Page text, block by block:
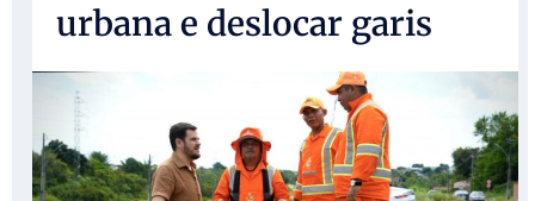
urbana e deslocar garis